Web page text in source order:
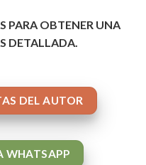
PARA OBTENER UNA
DETALLADA.
DEL AUTOR
WHATSAPP